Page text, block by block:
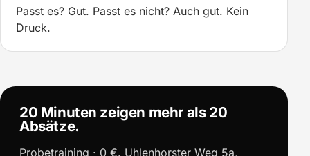
Passt es? Gut. Passt es nicht? Auch gut. Kein
Druck.
20 Minuten zeigen mehr als 20
Absätze.
Probetraining · 0 €. Uhlenhorster Weg 5a,